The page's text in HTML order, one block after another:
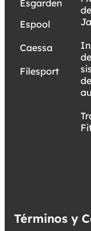
Esgarden
Espool
Caessa
Filesport
de
de
de
Términos y